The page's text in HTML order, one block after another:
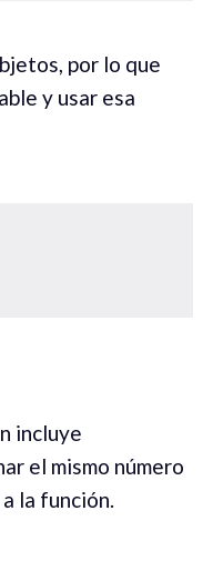
por lo que
y usar esa
incluye
el mismo número
la función.